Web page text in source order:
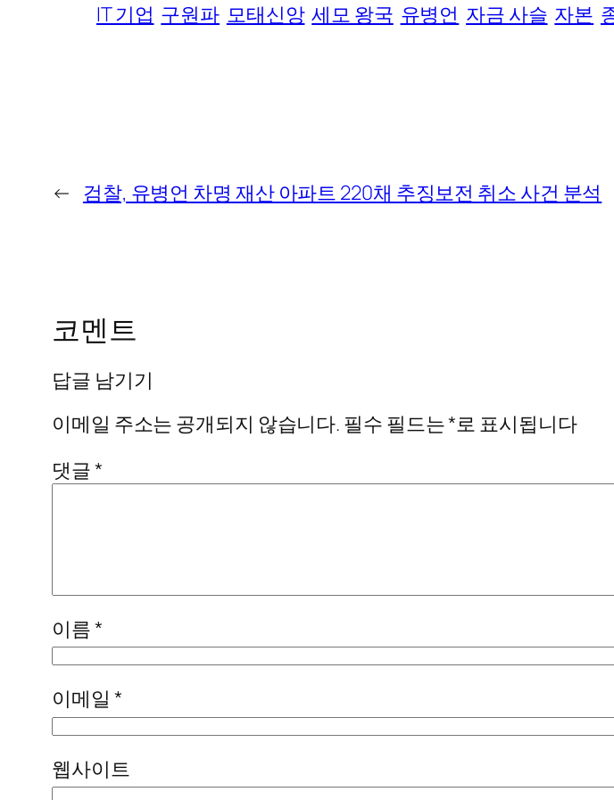
IT 기업 구원파 모태신앙 세모 왕국 유병언 자금 사슬 자본
← 검찰, 유병언 차명 재산 아파트 220채 추징보전 취소 사건 분석
코멘트
답글 남기기
이메일 주소는 공개되지 않습니다. 필수 필드는*로 표시됩니다
댓글*
이름*
이메일 *
웹사이트